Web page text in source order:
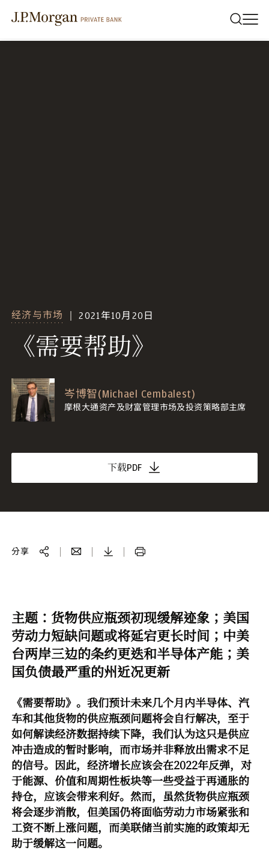
经济与市场 2021年10月20日
《需要帮助》
岑博智(Michael Cembalest)
摩根大通资产及财富管理市场及投资策略部主席
下载PDF
分享
主题：货物供应瓶颈初现缓解迹象；美国
劳动力短缺问题或将延宕更长时间；中美
台两岸三边的条约更迭和半导体产能；美
国负债最严重的州近况更新
《需要帮助》。我们预计未来几个月内半导体、汽
车和其他货物的供应瓶颈问题将会自行解决，至于
如何解读经济数据持续下降，我们认为这只是供应
冲击造成的暂时影响，而市场并非释放出需求不足
的信号。因此，经济增长应该会在2022年反弹，对
于能源、价值和周期性板块等一些受益于再通胀的
持仓，应该会带来利好。然而，虽然货物供应瓶颈
将会逐步消散，但美国仍将面临劳动力市场紧张和
工资不断上涨问题，而美联储当前实施的政策却无
助于缓解这一问题。